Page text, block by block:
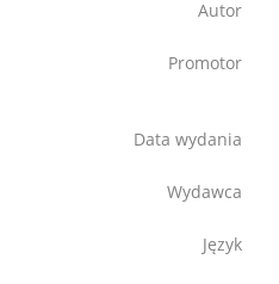
Autor
Promotor
Data wydania
Wydawca
Język